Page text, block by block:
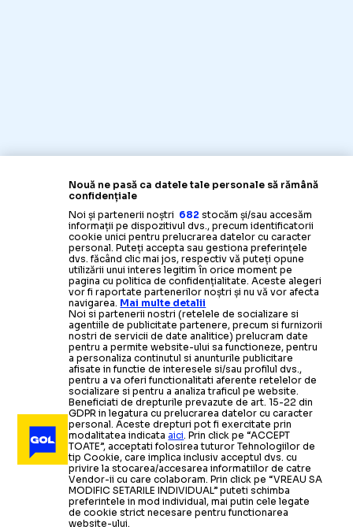
Nouă ne pasă ca datele tale personale să rămână
confidențiale
Noi și partenerii noștri 682 stocăm și/sau accesăm
informații pe dispozitivul dvs., precum identificatorii
cookie unici pentru prelucrarea datelor cu caracter
personal. Puteți accepta sau gestiona preferințele
dvs. făcând clic mai jos, respectiv vă puteți opune
utilizării unui interes legitim în orice moment pe
pagina cu politica de confidențialitate. Aceste alegeri
vor fi raportate partenerilor noștri și nu vă vor afecta
navigarea. Mai multe detalii
Noi si partenerii nostri (retelele de socializare si
agentiile de publicitate partenere, precum si furnizorii
nostri de servicii de date analitice) prelucram date
pentru a permite website-ului sa functioneze, pentru
a personaliza continutul si anunturile publicitare
afisate in functie de interesele si/sau profilul dvs.,
pentru a va oferi functionalitati aferente retelelor de
socializare si pentru a analiza traficul pe website.
Beneficiati de drepturile prevazute de art. 15-22 din
GDPR in legatura cu prelucrarea datelor cu caracter
personal. Aceste drepturi pot fi exercitate prin
modalitatea indicataaici. Prin click pe “ACCEPT
TOATE”, acceptati folosirea tuturor Tehnologiilor de
tip Cookie, care implica inclusiv acceptul dvs. cu
privire la stocarea/accesarea informatiilor de catre
Vendor-ii cu care colaboram. Prin click pe “VREAU SA
MODIFIC SETARILE INDIVIDUAL” puteti schimba
preferintele in mod individual, mai putin cele legate
de cookie strict necesare pentru functionarea
website-ului.